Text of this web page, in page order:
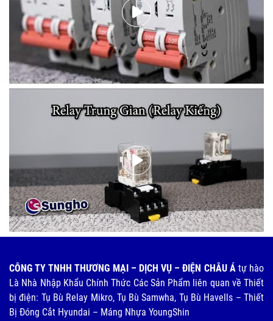
CÔNG TY TNHH THƯƠNG MẠI – DỊCH VỤ – ĐIỆN CHÂU Átự hào
Là Nhà Nhập Khẩu Chính Thức Các Sản Phẩm liên quan về Thiết
bị điện: Tụ Bù Relay Mikro, Tụ Bù Samwha, Tụ Bù Havells – Thiết
Bị Đóng Cắt Hyundai – Máng Nhựa YoungShin